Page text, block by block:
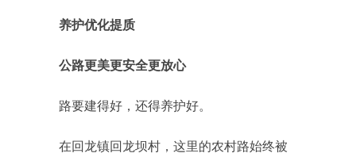
养护优化提质
公路更美更安全更放心
路要建得好，还得养护好。
在回龙镇回龙坝村，这里的农村路始终被